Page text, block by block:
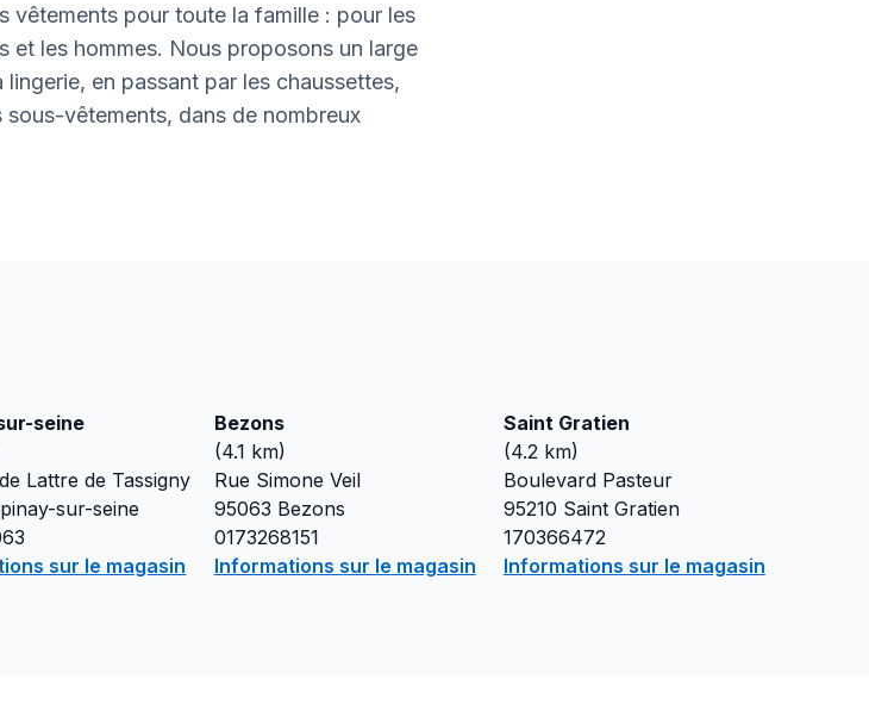
vêtements pour toute la famille : pour les
et les hommes. Nous proposons un large
en passant par les chaussettes,
vêtements, dans de nombreux
seine
Lattre de Tassigny
sur-seine
sur le magasin
Bezons
(4.1 km)
Rue Simone Veil
95063 Bezons
0173268151
Informations sur le magasin
Saint Gratien
(4.2km)
Boulevard Pasteur
95210 Saint Gratien
170366472
Informations sur le magasin